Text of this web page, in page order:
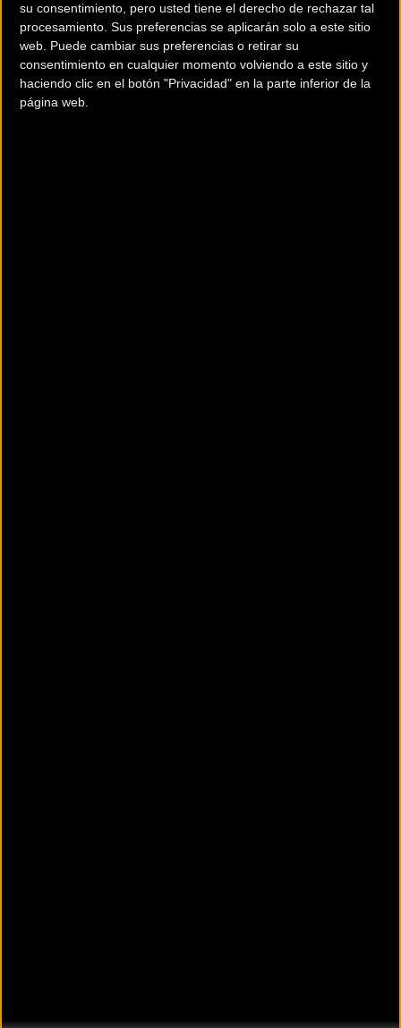
su consentimiento, pero usted tiene el derecho de rechazar tal
procesamiento. Sus preferencias se aplicarán solo a este sitio
web. Puede cambiar sus preferencias o retirar su
consentimiento en cualquier momento volviendo a este sitio y
haciendo clic en el botón "Privacidad" en la parte inferior de la
página web.
Comercios Bz Premium